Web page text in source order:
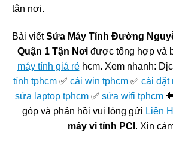
tận nơi.
Bài viếtSửa Máy Tính Đường
Quận 1 Tận Nơi được tổng hợp và
máy tính giá rẻhcm. Xem nhanh:
tính tphcm✅ cài win tphcm✅ cài đặt
sửa laptop tphcm✅ sửa wifi tphcm
góp và phản hồi vui lòng gửi Liên
máy vi tính PCI . Xin